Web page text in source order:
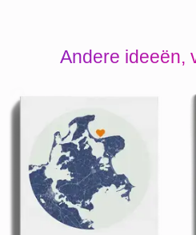
Andere ideeën,